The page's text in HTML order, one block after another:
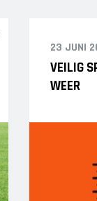
23 JUNI
VEILIG
WEER